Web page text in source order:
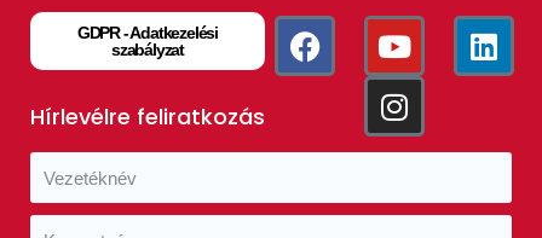
GDPR - Adatkezelési
szabályzat
Hírlevélre feliratkozás